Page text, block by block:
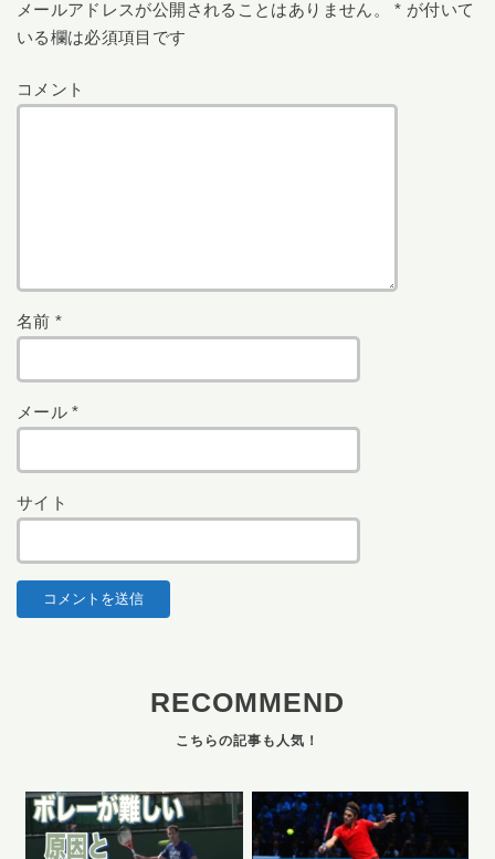
メールアドレスが公開されることはありません。 * が付いて
いる欄は必須項目です
コメント
名前 *
メール*
サイト
RECOMMEND